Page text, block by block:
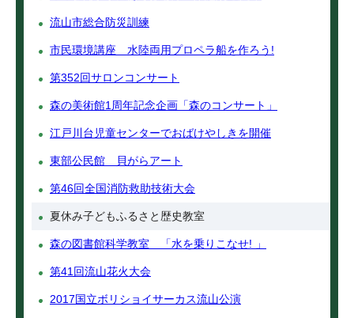
流山市総合防災訓練
市民環境講座 水陸両用プロペラ船を作ろう!
第352回サロンコンサート
森の美術館1周年記念企画「森のコンサート」
江戸川台児童センターでおばけやしきを開催
東部公民館 貝がらアート
第46回全国消防救助技術大会
夏休み子どもふるさと歴史教室
森の図書館科学教室 「水を乗りこなせ! 」
第41回流山花火大会
2017国立ボリショイサーカス流山公演